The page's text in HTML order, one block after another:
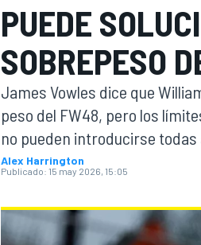
FÓRMULA E
NASCARINDYCARSPORTSCAR
PUEDE
SOBREPESO
James Vowles dice que
peso del FW48, pero los
no pueden introducirse todas
Alex Harrington
Publicado: 15 may 2026, 15:05